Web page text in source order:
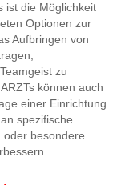
ist die Möglichkeit
Optionen zur
Aufbringen von
zu
können auch
einer Einrichtung
spezifische
oder besondere